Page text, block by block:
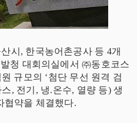
시, 한국농어촌공사 등 4개
청 대회의실에서 ㈜동호코스
규모의 ‘첨단 무선 원격 검
, 전기, 냉.온수, 열량 등) 생
협약을 체결했다.